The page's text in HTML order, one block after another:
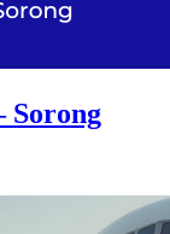
Sorong